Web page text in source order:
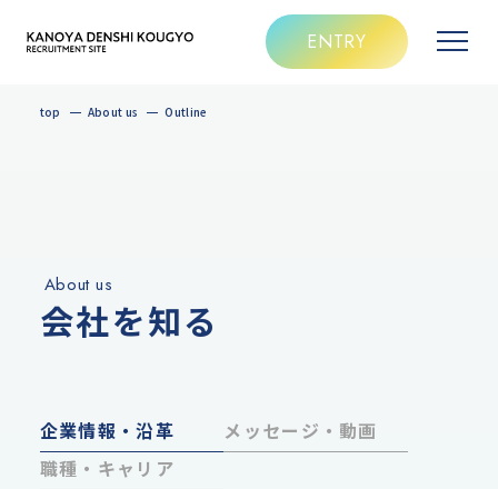
ENTRY
top About us Outline
About us
会社を知る
企業情報・沿革
メッセージ・動画
職種・キャリア